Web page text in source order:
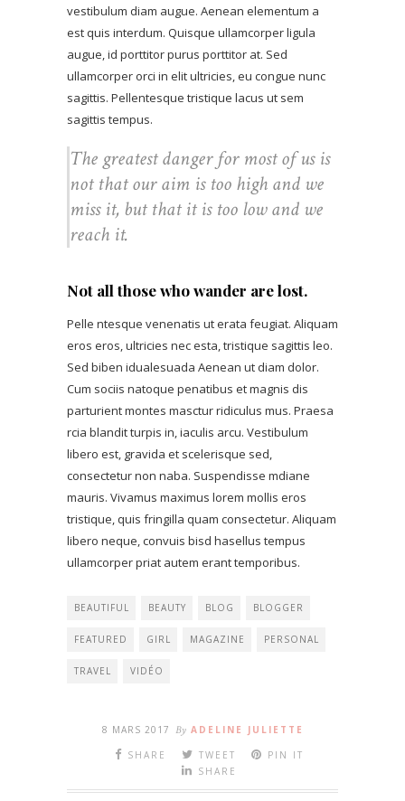
vestibulum diam augue. Aenean elementum a
est quis interdum. Quisque ullamcorper ligula
augue, id porttitor purus porttitor at. Sed
ullamcorper orci in elit ultricies, eu congue nunc
sagittis. Pellentesque tristique lacus ut sem
sagittis tempus.
The greatest danger for most of us is
not that our aim is too high and we
miss it, but that it is too low and we
reach it.
Not all those who wander are lost.
Pelle ntesque venenatis ut erata feugiat. Aliquam
eros eros, ultricies nec esta, tristique sagittis leo.
Sed biben idualesuada Aenean ut diam dolor.
Cum sociis natoque penatibus et magnis dis
parturient montes masctur ridiculus mus. Praesa
rcia blandit turpis in, iaculis arcu. Vestibulum
libero est, gravida et scelerisque sed,
consectetur non naba. Suspendisse mdiane
mauris. Vivamus maximus lorem mollis eros
tristique, quis fringilla quam consectetur. Aliquam
libero neque, convuis bisd hasellus tempus
ullamcorper priat autem erant temporibus.
BEAUTIFUL BEAUTY BLOG BLOGGER
FEATURED GIRL MAGAZINE PERSONAL
TRAVEL VIDÉO
8 MARS 2017 By ADELINE JULIETTE
SHARE
TWEET
PIN IT
SHARE